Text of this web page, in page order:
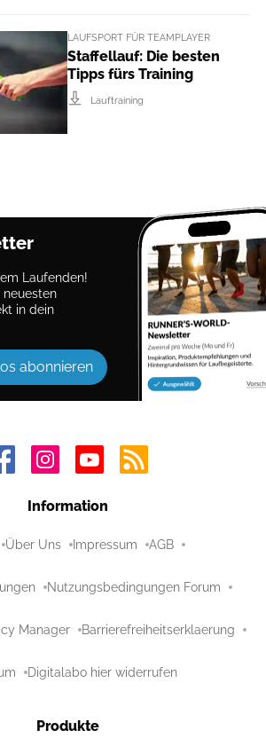
LAUFSPORT FÜR TEAMPLAYER
Staffellauf: Die besten
Tipps fürs Training
Lauftraining
Laufenden!
neuesten
in dein
abonnieren
Information
Über Uns Impressum AGB
Nutzungsbedingungen Forum
Manager Barrierefreiheitserklaerung
Digitalabo hier widerrufen
Produkte